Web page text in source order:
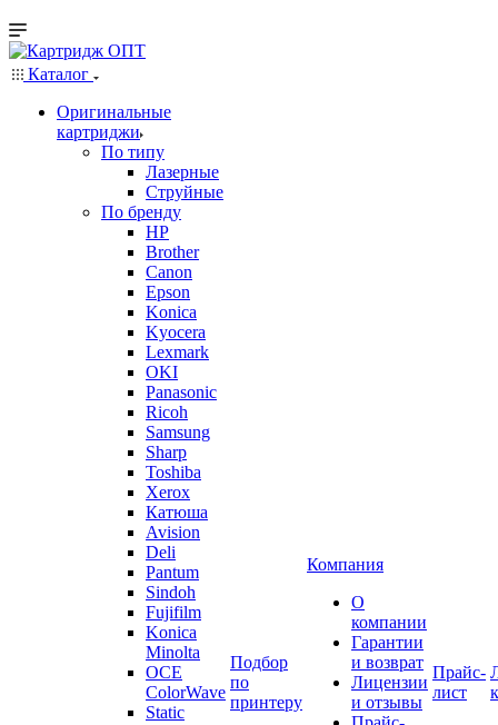
Каталог
Оригинальные
картриджи
По типу
Лазерные
Струйные
По бренду
HP
Brother
Canon
Epson
Konica
Kyocera
Lexmark
OKI
Panasonic
Ricoh
Samsung
Sharp
Toshiba
Xerox
Катюша
Avision
Deli
Pantum
Sindoh
Fujifilm
Konica
Minolta
OCE
ColorWave
Static
Подбор
по
принтеру
Компания
О
компании
Гарантии
и возврат
Лицензии
и отзывы
Прайс-
лист